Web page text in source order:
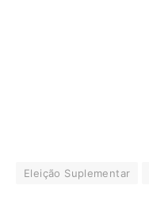
Eleição Suplementar